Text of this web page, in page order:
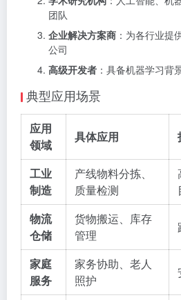
团队
企业解决方案商 ：为各行业提
公司
高级开发者 ：具备机器学习背
典型应用场景
应用
领域
具体应用
工业
制造
产线物料分拣、
质量检测
物流
仓储
货物搬运、库存
管理
家庭
服务
家务协助、老人
照护